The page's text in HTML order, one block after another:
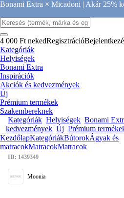
Bonami Extra × Micadoni | Akár 25%
4 000 Ft nekedRegisztráció
Kategóriák
Helyiségek
Bonami Extra
Inspirációk
Akciók és kedvezmények
Új
Prémium termékek
Szakembereknek
Kategóriák Helyiségek Bonami
kedvezmények Új Prémium
KezdőlapKategóriákBútorokÁgyak és
matracokMatracokMatracok
ID: 1439349
Moonia